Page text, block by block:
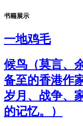
书籍展示
一地鸡毛
候鸟（莫言、
备至的香港作
岁月、战争、
的记忆。）